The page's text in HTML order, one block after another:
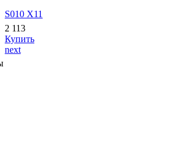
S010 X11
2 113
Купить
next